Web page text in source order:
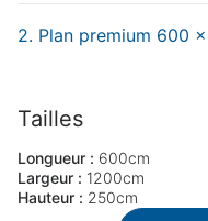
Annuler
Plan premium 600
Tailles
Longueur : 600cm
Largeur : 1200cm
Hauteur : 250cm